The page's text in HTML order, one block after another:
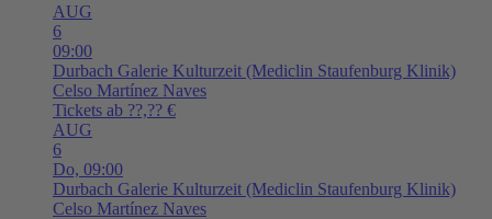
AUG
6
09:00
Durbach Galerie Kulturzeit (Mediclin Staufenburg Klinik)
Celso Martínez Naves
Tickets ab ??,?? €
AUG
6
Do, 09:00
Durbach Galerie Kulturzeit (Mediclin Staufenburg Klinik)
Celso Martínez Naves